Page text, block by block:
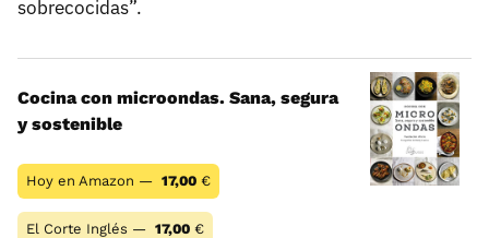
sobrecocidas”.
Cocina con microondas. Sana, segura
y sostenible
Hoy en Amazon — 17,00 €
El Corte Inglés — 17,00 €